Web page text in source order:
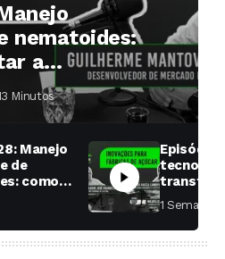
nematoides:
a
das soqueiras?
Minutos
Manejo
de
como
das
Episódio
fábricas
1 Semana ⁮